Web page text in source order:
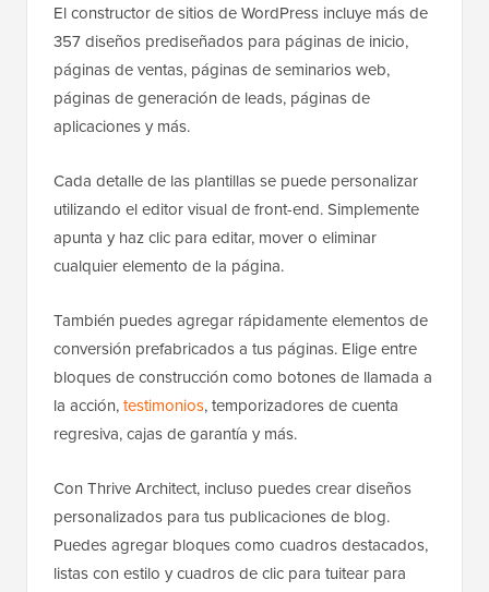
El constructor de sitios de WordPress incluye más de
357 diseños prediseñados para páginas de inicio,
páginas de ventas, páginas de seminarios web,
páginas de generación de leads, páginas de
aplicaciones y más.
Cada detalle de las plantillas se puede personalizar
utilizando el editor visual de front-end. Simplemente
apunta y haz clic para editar, mover o eliminar
cualquier elemento de la página.
También puedes agregar rápidamente elementos de
conversión prefabricados a tus páginas. Elige entre
bloques de construcción como botones de llamada a
la acción,testimonios, temporizadores de cuenta
regresiva, cajas de garantía y más.
Con Thrive Architect, incluso puedes crear diseños
personalizados para tus publicaciones de blog.
Puedes agregar bloques como cuadros destacados,
listas con estilo y cuadros de clic para tuitear para